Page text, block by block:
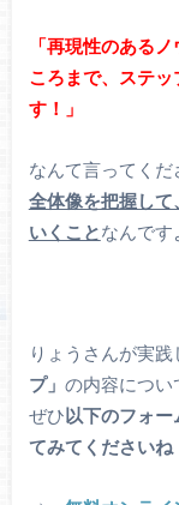
「再現性のある
ころまで、ステ
す！」
なんて言ってく
全体像を把握し
いくことなんです
りょうさんが実
プ」 の内容につい
ぜひ以下のフォ
てみてくださいね